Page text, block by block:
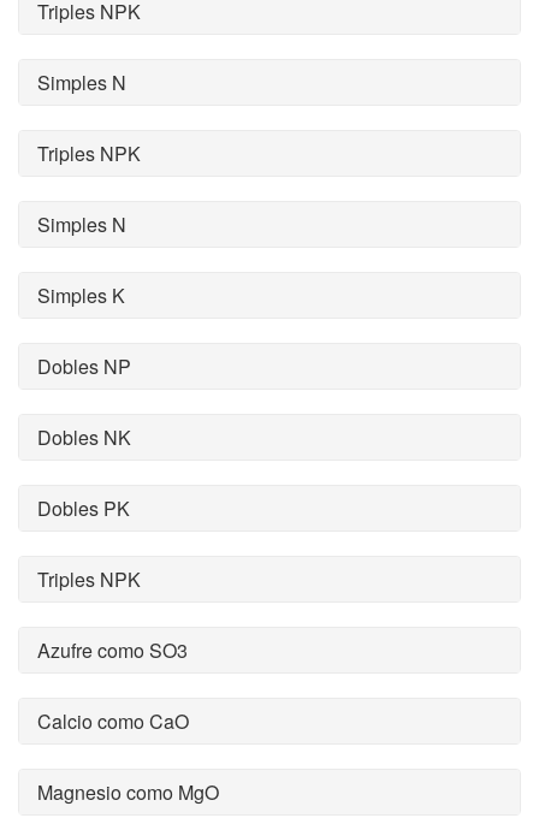
Triples NPK
Simples N
Triples NPK
Simples N
Simples K
Dobles NP
Dobles NK
Dobles PK
Triples NPK
Azufre como SO3
Calcio como CaO
Magnesio como MgO